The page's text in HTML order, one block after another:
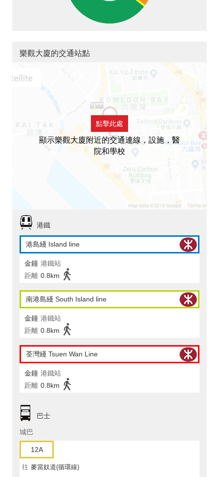
樂觀大廈的交通站點
點擊此處
顯示樂觀大廈附近的交通連線，設施，醫
院和學校
港鐵
港島綫 Island line
金鐘 港鐵站
距離 0.8km
南港島綫 South Island line
金鐘 港鐵站
距離 0.8km
荃灣綫 Tsuen Wan Line
金鐘 港鐵站
距離 0.8km
巴士
城巴
12A
往 麥當奴道(循環線)